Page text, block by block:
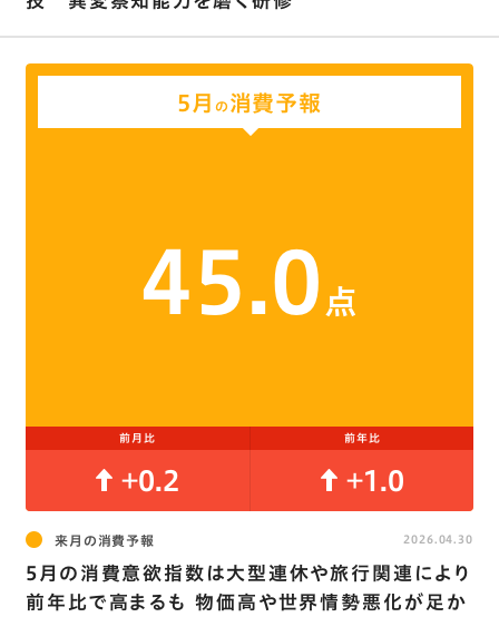
5月 の消費予報
45.0 点
前月比 前年比
+0.2 +1.0
来月の消費予報
5月の消費意欲指数は大型連休や旅行関連により
前年比で高まるも 物価高や世界情勢悪化が足か
2026.04.30